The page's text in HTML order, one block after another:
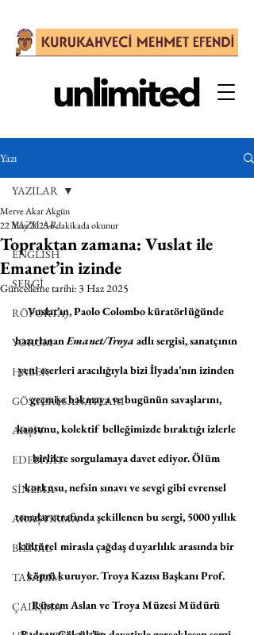
Yazı
YAZILAR
ENGLISH
SERGİ
RÖPORTAJ
YORUM
HABER
GÖSTERİ SANATLARI
ARŞİV
EDEBİYAT
SİNEMA
ARAŞTIRMA
BİENAL
TASARIM
ÇALIŞMA
YAZILAR
Topraktan zamana: Vuslat ile
Emanet’in izinde
Merve Akar Akgün
22 May 20256 dakikada okunur
Güncelleme tarihi:3 Haz 2025
Vuslat’ın, Paolo Colombo küratörlüğünde
hazırlanan Emanet/Troya adlı sergisi, sanatçının
yeni eserleri aracılığıyla bizi İlyada’nın izinden
geçmişe bakmaya ve bugünün savaşlarını,
kaosunu, kolektif belleğimizde bıraktığı izlerle
birlikte sorgulamaya davet ediyor. Ölüm
korkusu, nefsin sınavı ve sevgi gibi evrensel
temalar etrafında şekillenen bu sergi, 5000 yıllık
kültürel mirasla çağdaş duyarlılık arasında bir
köprü kuruyor. Troya Kazısı Başkanı Prof.
Rüstem Aslan ve Troya Müzesi Müdürü